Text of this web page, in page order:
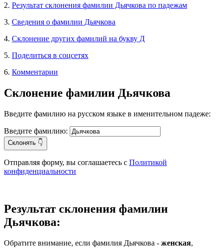
2. Результат склонения фамилии Дьячкова по падежам
3. Сведения о фамилии Дьячкова
4. Склонение других фамилий на букву Д
5. Поделиться в соцсетях
6. Комментарии
Склонение фамилии Дьячкова
Введите фамилию на русском языке в именительном падеже:
Введите фамилию:
Склонять 👇
Отправляя форму, вы соглашаетесь с Политикой
конфиденциальности
Результат склонения фамилии
Дьячкова:
Обратите внимание, если фамилия Дьячкова - женская,